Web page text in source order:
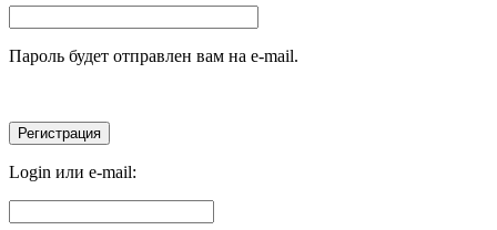
Пароль будет отправлен вам на e-mail.
Login или e-mail: